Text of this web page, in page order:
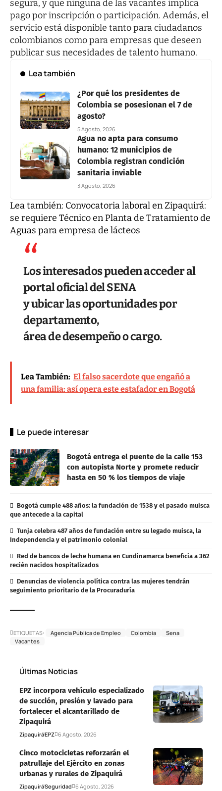
segura, y que ninguna de las vacantes implica
pago por inscripción o participación. Además, el
servicio está disponible tanto para ciudadanos
colombianos como para empresas que deseen
publicar sus necesidades de talento humano.
Lea también
¿Por qué los presidentes de
Colombia se posesionan el 7 de
agosto?
5 Agosto, 2026
Agua no apta para consumo
humano: 12 municipios de
Colombia registran condición
sanitaria inviable
3 Agosto, 2026
Lea también: Convocatoria laboral en Zipaquirá:
se requiere Técnico en Planta de Tratamiento de
Aguas para empresa de lácteos
Los interesados pueden acceder al
portal oficial del SENA
y ubicar las oportunidades por
departamento,
área de desempeño o cargo.
Lea También: El falso sacerdote que engañó a
una familia: así opera este estafador en Bogotá
Le puede interesar
Bogotá entrega el puente de la calle 153
con autopista Norte y promete reducir
hasta en 50 % los tiempos de viaje
Bogotá cumple 488 años: la fundación de 1538 y el pasado muisca
que antecede a la capital
Tunja celebra 487 años de fundación entre su legado muisca, la
Independencia y el patrimonio colonial
Red de bancos de leche humana en Cundinamarca beneficia a 362
recién nacidos hospitalizados
Denuncias de violencia política contra las mujeres tendrán
seguimiento prioritario de la Procuraduría
ETIQUETAS: Agencia Pública de Empleo Colombia
Sena
Vacantes
Últimas Noticias
EPZ incorpora vehículo especializado
de succión, presión y lavado para
fortalecer el alcantarillado de
Zipaquirá
ZipaquiráEPZ 6 Agosto, 2026
Cinco motocicletas reforzarán el
patrullaje del Ejército en zonas
urbanas y rurales de Zipaquirá
ZipaquiráSeguridad 6 Agosto, 2026